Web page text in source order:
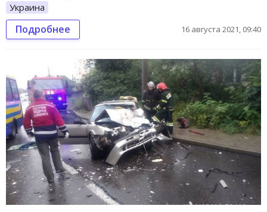
Украина
Подробнее 16 августа 2021, 09:40